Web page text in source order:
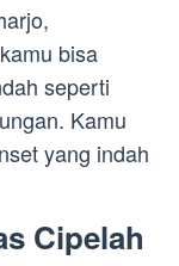
bisa
seperti
Kamu
yang indah
Cipelah